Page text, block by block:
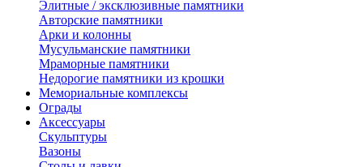
Элитные / эксклюзивные памятники
Авторские памятники
Арки и колонны
Мусульманские памятники
Мраморные памятники
Недорогие памятники из крошки
Мемориальные комплексы
Ограды
Аксессуары
Скульптуры
Вазоны